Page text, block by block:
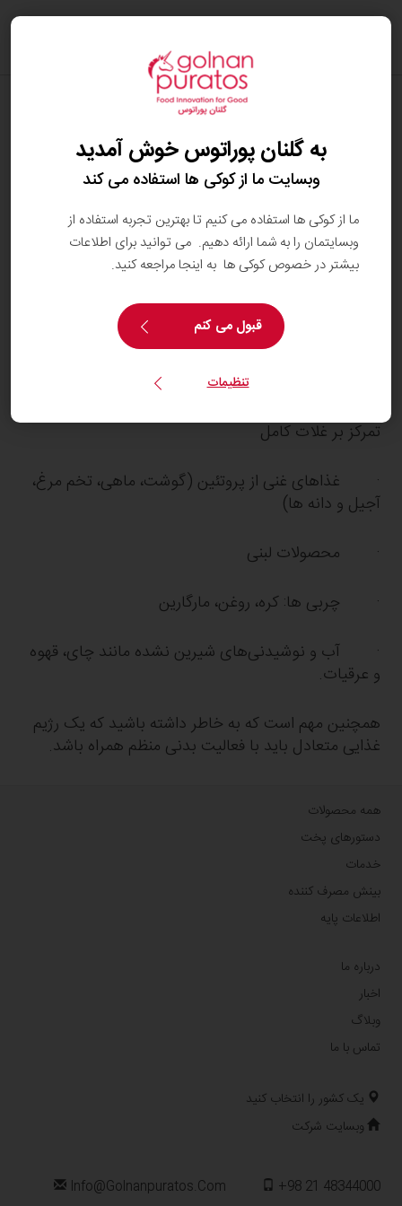
رژیم غذایی متعادل چیست؟
یک رژیم غذایی متعادل با بالانس کردن رژیم غذایی در
جهت تامین انرژی و تامین مواد مغذی مورد نیاز بدن
جهت عملکرد صحیح به دست می‌آید.
بسیاری از کشورها راهنماها یا ابزارهای غذایی خود را
برای کمک به مصرف کنندگان در ایجاد یک رژیم غذایی
غذایی متعادل باید شامل موارد زیر باشد:
تمرکز بر غلات کامل
· غذاهای غنی از پروتئین (گوشت، ماهی، تخم مرغ،
آجیل و دانه ها)
· محصولات لبنی
· چربی ها: کره، روغن، مارگارین
· آب و نوشیدنی‌های شیرین نشده مانند چای، قهوه
و عرقیات.
همچنین مهم است که به خاطر داشته باشید که یک رژیم
غذایی متعادل باید با فعالیت بدنی منظم همراه باشد.
به گلنان پوراتوس خوش آمدید
وبسایت ما از کوکی ها استفاده می کند
ما از کوکی ها استفاده می کنیم تا بهترین تجربه استفاده از
وبسایتمان را به شما ارائه دهیم. می توانید برای اطلاعات
بیشتر در خصوص کوکی ها به اینجا مراجعه کنید.
قبول می کنم
تنظیمات
همه محصولات
دستورهای پخت
خدمات
بینش مصرف کننده
اطلاعات پایه
درباره ما
اخبار
وبلاگ
تماس با ما
یک کشور را انتخاب کنید
وبسایت شرکت
+98 21 48344000
Info@golnanpuratos.com